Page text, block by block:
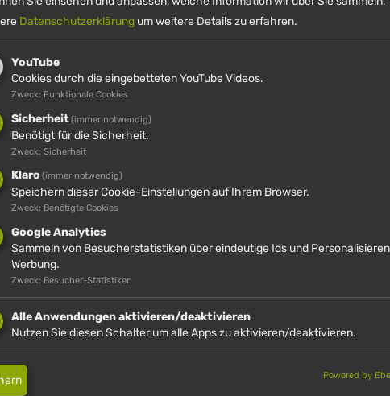
an der Kasse der Talstation mit und mach dich an der Bergstation
Karte ausgefüllt wieder zurück gibst, dann wartet eine süße
Datenschutzerklärung um weitere Details zu erfahren.
YouTube
Cookies durch die eingebetteten YouTube Videos.
Zweck: Funktionale Cookies
Sicherheit(immer notwendig)
Benötigt für die Sicherheit.
Zweck: Sicherheit
Klaro (immer notwendig)
Speichern dieser Cookie-Einstellungen auf Ihrem Browser.
Zweck: Benötigte Cookies
Google Analytics
Sammeln von Besucherstatistiken über eindeutige Ids und
Werbung.
Zweck: Besucher-Statistiken
Alle Anwendungen aktivieren/deaktivieren
Nutzen Sie diesen Schalter um alle Apps zu aktivieren/deaktivieren.
Powered by